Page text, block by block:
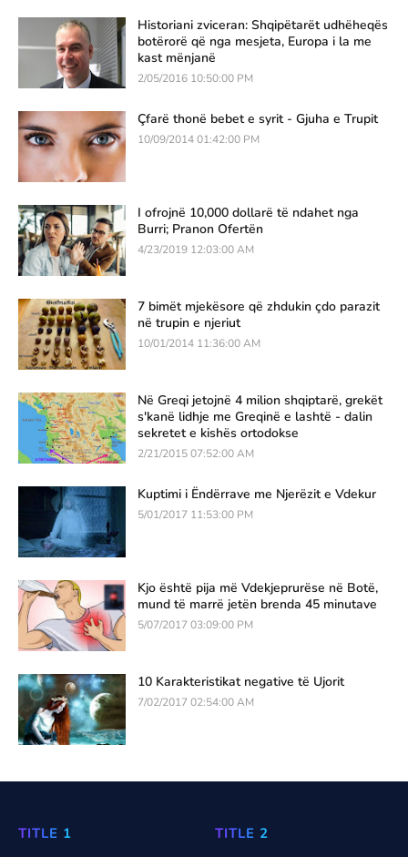
Historiani zviceran: Shqipëtarët udhëheqës
botërorë që nga mesjeta, Europa i la me
kast mënjanë
2/05/2016 10:50:00 PM
Çfarë thonë bebet e syrit - Gjuha e Trupit
10/09/2014 01:42:00 PM
I ofrojnë 10,000 dollarë të ndahet nga
Burri; Pranon Ofertën
4/23/2019 12:03:00 AM
7 bimët mjekësore që zhdukin çdo parazit
në trupin e njeriut
10/01/2014 11:36:00 AM
Në Greqi jetojnë 4 milion shqiptarë, grekët
s'kanë lidhje me Greqinë e lashtë - dalin
sekretet e kishës ortodokse
2/21/2015 07:52:00 AM
Kuptimi i Ëndërrave me Njerëzit e Vdekur
5/01/2017 11:53:00 PM
Kjo është pija më Vdekjeprurëse në Botë,
mund të marrë jetën brenda 45 minutave
5/07/2017 03:09:00 PM
10 Karakteristikat negative të Ujorit
7/02/2017 02:54:00 AM
TITLE 1 TITLE 2